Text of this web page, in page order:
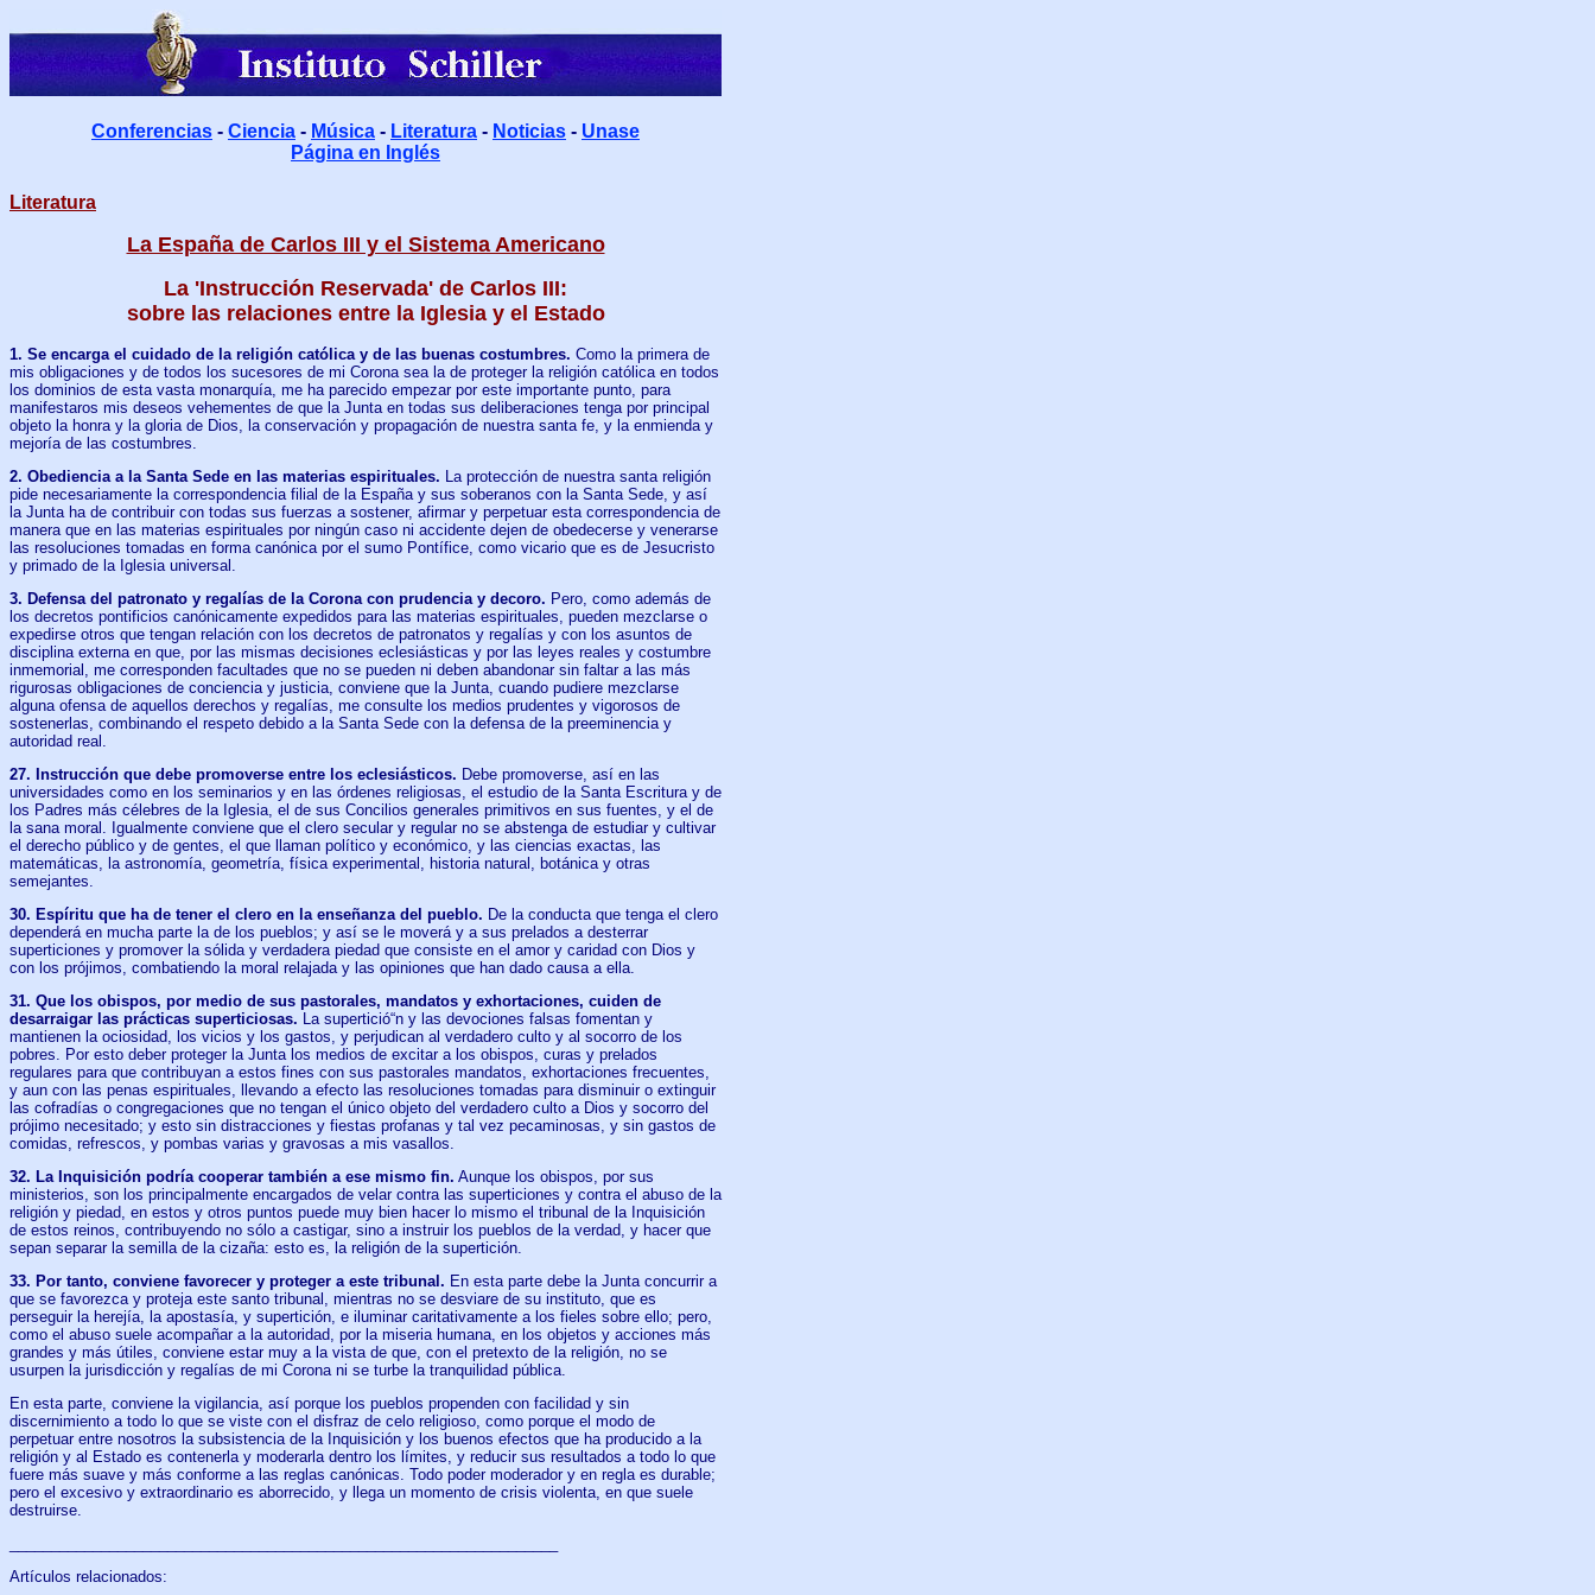
Conferencias - Ciencia - Música - Literatura - Noticias - Unase
Página en Inglés
Literatura
La España de Carlos III y el Sistema Americano
La 'Instrucción Reservada' de Carlos III:
sobre las relaciones entre la Iglesia y el Estado
1. Se encarga el cuidado de la religión católica y de las buenas costumbres. Como la primera de
mis obligaciones y de todos los sucesores de mi Corona sea la de proteger la religión católica en todos
los dominios de esta vasta monarquía, me ha parecido empezar por este importante punto, para
manifestaros mis deseos vehementes de que la Junta en todas sus deliberaciones tenga por principal
objeto la honra y la gloria de Dios, la conservación y propagación de nuestra santa fe, y la enmienda y
mejoría de las costumbres.
2. Obediencia a la Santa Sede en las materias espirituales. La protección de nuestra santa religión
pide necesariamente la correspondencia filial de la España y sus soberanos con la Santa Sede, y así
la Junta ha de contribuir con todas sus fuerzas a sostener, afirmar y perpetuar esta correspondencia de
manera que en las materias espirituales por ningún caso ni accidente dejen de obedecerse y venerarse
las resoluciones tomadas en forma canónica por el sumo Pontífice, como vicario que es de Jesucristo
y primado de la Iglesia universal.
3. Defensa del patronato y regalías de la Corona con prudencia y decoro. Pero, como además de
los decretos pontificios canónicamente expedidos para las materias espirituales, pueden mezclarse o
expedirse otros que tengan relación con los decretos de patronatos y regalías y con los asuntos de
disciplina externa en que, por las mismas decisiones eclesiásticas y por las leyes reales y costumbre
inmemorial, me corresponden facultades que no se pueden ni deben abandonar sin faltar a las más
rigurosas obligaciones de conciencia y justicia, conviene que la Junta, cuando pudiere mezclarse
alguna ofensa de aquellos derechos y regalías, me consulte los medios prudentes y vigorosos de
sostenerlas, combinando el respeto debido a la Santa Sede con la defensa de la preeminencia y
autoridad real.
27. Instrucción que debe promoverse entre los eclesiásticos. Debe promoverse, así en las
universidades como en los seminarios y en las órdenes religiosas, el estudio de la Santa Escritura y de
los Padres más célebres de la Iglesia, el de sus Concilios generales primitivos en sus fuentes, y el de
la sana moral. Igualmente conviene que el clero secular y regular no se abstenga de estudiar y cultivar
el derecho público y de gentes, el que llaman político y económico, y las ciencias exactas, las
matemáticas, la astronomía, geometría, física experimental, historia natural, botánica y otras
semejantes.
30. Espíritu que ha de tener el clero en la enseñanza del pueblo. De la conducta que tenga el clero
dependerá en mucha parte la de los pueblos; y así se le moverá y a sus prelados a desterrar
superticiones y promover la sólida y verdadera piedad que consiste en el amor y caridad con Dios y
con los prójimos, combatiendo la moral relajada y las opiniones que han dado causa a ella.
31. Que los obispos, por medio de sus pastorales, mandatos y exhortaciones, cuiden de
desarraigar las prácticas superticiosas. La supertició“n y las devociones falsas fomentan y
mantienen la ociosidad, los vicios y los gastos, y perjudican al verdadero culto y al socorro de los
pobres. Por esto deber proteger la Junta los medios de excitar a los obispos, curas y prelados
regulares para que contribuyan a estos fines con sus pastorales mandatos, exhortaciones frecuentes,
y aun con las penas espirituales, llevando a efecto las resoluciones tomadas para disminuir o extinguir
las cofradías o congregaciones que no tengan el único objeto del verdadero culto a Dios y socorro del
prójimo necesitado; y esto sin distracciones y fiestas profanas y tal vez pecaminosas, y sin gastos de
comidas, refrescos, y pombas varias y gravosas a mis vasallos.
32. La Inquisición podría cooperar también a ese mismo fin. Aunque los obispos, por sus
ministerios, son los principalmente encargados de velar contra las superticiones y contra el abuso de la
religión y piedad, en estos y otros puntos puede muy bien hacer lo mismo el tribunal de la Inquisición
de estos reinos, contribuyendo no sólo a castigar, sino a instruir los pueblos de la verdad, y hacer que
sepan separar la semilla de la cizaña: esto es, la religión de la supertición.
33. Por tanto, conviene favorecer y proteger a este tribunal. En esta parte debe la Junta concurrir a
que se favorezca y proteja este santo tribunal, mientras no se desviare de su instituto, que es
perseguir la herejía, la apostasía, y supertición, e iluminar caritativamente a los fieles sobre ello; pero,
como el abuso suele acompañar a la autoridad, por la miseria humana, en los objetos y acciones más
grandes y más útiles, conviene estar muy a la vista de que, con el pretexto de la religión, no se
usurpen la jurisdicción y regalías de mi Corona ni se turbe la tranquilidad pública.
En esta parte, conviene la vigilancia, así porque los pueblos propenden con facilidad y sin
discernimiento a todo lo que se viste con el disfraz de celo religioso, como porque el modo de
perpetuar entre nosotros la subsistencia de la Inquisición y los buenos efectos que ha producido a la
religión y al Estado es contenerla y moderarla dentro los límites, y reducir sus resultados a todo lo que
fuere más suave y más conforme a las reglas canónicas. Todo poder moderador y en regla es durable;
pero el excesivo y extraordinario es aborrecido, y llega un momento de crisis violenta, en que suele
destruirse.
Artículos relacionados: